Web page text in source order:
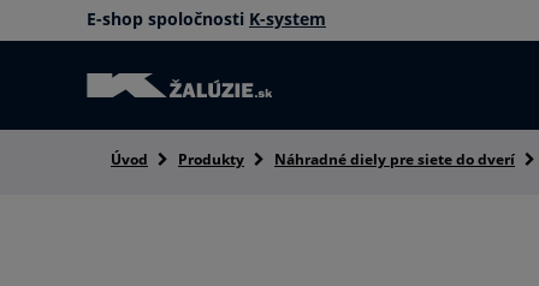
E-shop spoločnosti K-system
Úvod Produkty Náhradné diely pre siete do dverí